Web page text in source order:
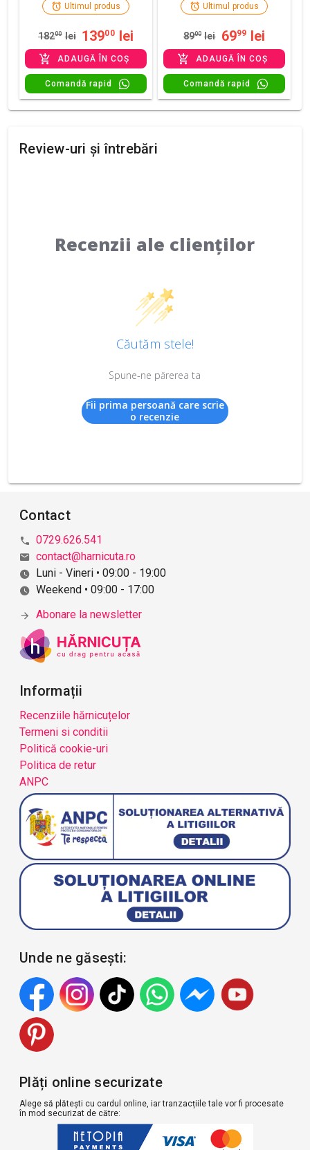
Ultimul produs
18200 lei 13900 lei
ADAUGĂ ÎN COȘ
Comandă rapid
Ultimul produs
8900 lei 6999 lei
ADAUGĂ ÎN COȘ
Comandă rapid
Review-uri și întrebări
Recenzii ale clienților
Căutăm stele!
Spune-ne părerea ta
Fii prima persoană care scrie
o recenzie
Contact
0729.626.541
contact@harnicuta.ro
Luni - Vineri • 09:00 - 19:00
Weekend • 09:00 - 17:00
Abonare la newsletter
Informații
Recenziile hărnicuțelor
Termeni si conditii
Politică cookie-uri
Politica de retur
ANPC
Unde ne găsești:
Plăți online securizate
Alege să plătești cu cardul online, iar tranzacțiile tale vor fi procesate
în mod securizat de către: